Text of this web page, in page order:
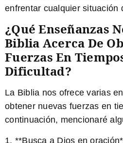
enfrentar cualquier situación
¿Qué Enseñanzas
Biblia Acerca De
Fuerzas En
Dificultad?
La Biblia nos ofrece varias
obtener nuevas fuerzas en
continuación, mencionaré
1. **Busca a Dios en